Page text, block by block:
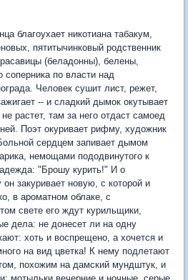
благоухает никотиана табакум,
пятитычинковый родственник
(беладонны), белены,
по власти над
Человек сушит лист, режет,
-- и сладкий дымок окутывает
растет, там за него отдаст самоед
Поэт окуривает рифму, художник
сердцем запивает дымом
немощами пододвинутого к
"Брошу курить!" И о
закуривает новую, с которой и
в ароматном облаке, с
свете его ждут курильщики,
дела: не донесет ли на одну
хоть и воспрещено, а хочется и
на вид цветка! К нему подлетают
похожим на дамский мундштук, и